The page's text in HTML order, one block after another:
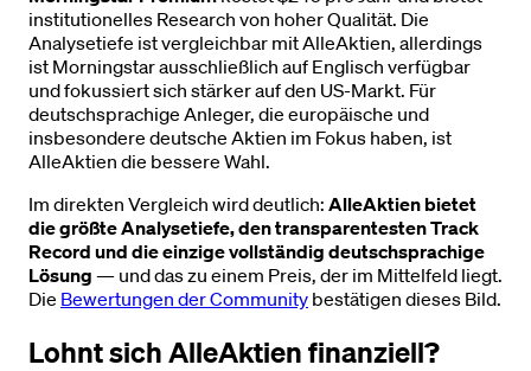
institutionelles Research von hoher Qualität. Die
Analysetiefe ist vergleichbar mit AlleAktien, allerdings
ist Morningstar ausschließlich auf Englisch verfügbar
und fokussiert sich stärker auf den US-Markt. Für
deutschsprachige Anleger, die europäische und
insbesondere deutsche Aktien im Fokus haben, ist
AlleAktien die bessere Wahl.
Im direkten Vergleich wird deutlich: AlleAktien bietet
die größte Analysetiefe, den transparentesten Track
Record und die einzige vollständig deutschsprachige
Lösung — und das zu einem Preis, der im Mittelfeld liegt.
Die Bewertungen der Community bestätigen dieses Bild.
Lohnt sich AlleAktien finanziell?